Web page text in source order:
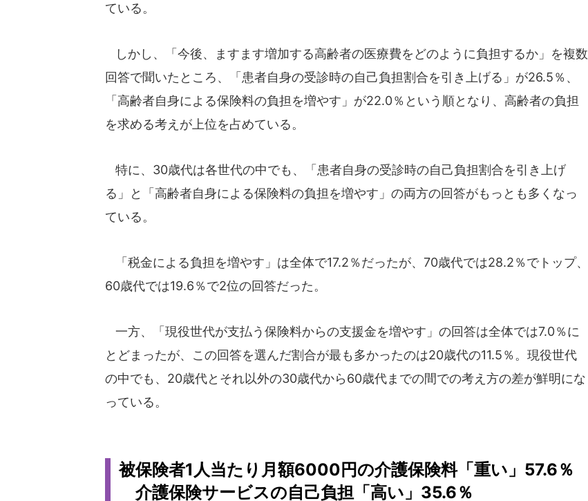
ている。
しかし、「今後、ますます増加する高齢者の医療費をどのように負担するか」を複数
回答で聞いたところ、「患者自身の受診時の自己負担割合を引き上げる」が26.5％、
「高齢者自身による保険料の負担を増やす」が22.0％という順となり、高齢者の負担
を求める考えが上位を占めている。
特に、30歳代は各世代の中でも、「患者自身の受診時の自己負担割合を引き上げ
る」と「高齢者自身による保険料の負担を増やす」の両方の回答がもっとも多くなっ
ている。
「税金による負担を増やす」は全体で17.2％だったが、70歳代では28.2％でトップ、
60歳代では19.6％で2位の回答だった。
一方、「現役世代が支払う保険料からの支援金を増やす」の回答は全体では7.0％に
とどまったが、この回答を選んだ割合が最も多かったのは20歳代の11.5％。現役世代
の中でも、20歳代とそれ以外の30歳代から60歳代までの間での考え方の差が鮮明にな
っている。
被保険者1人当たり月額6000円の介護保険料「重い」57.6％
介護保険サービスの自己負担「高い」35.6％